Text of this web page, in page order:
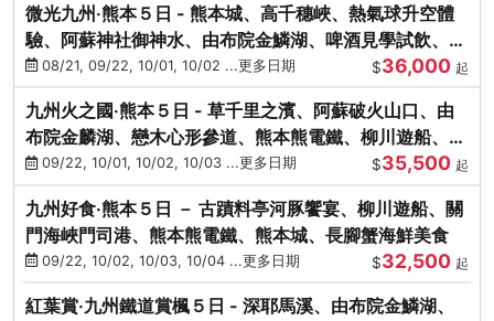
微光九州‧熊本５日 - 熊本城、高千穗峽、熱氣球升空體
驗、阿蘇神社御神水、由布院金鱗湖、啤酒見學試飲、豪
華海鮮盛宴
08/21, 09/22, 10/01, 10/02 ...更多日期 $36,000 起
九州火之國‧熊本５日 - 草千里之濱、阿蘇破火山口、由
布院金麟湖、戀木心形參道、熊本熊電鐵、柳川遊船、地
獄蒸DIY
09/22, 10/01, 10/02, 10/03 ...更多日期 $35,500 起
九州好食‧熊本５日 － 古蹟料亭河豚饗宴、柳川遊船、關
門海峽門司港、熊本熊電鐵、熊本城、長腳蟹海鮮美食
09/22, 10/02, 10/03, 10/04 ...更多日期 $32,500 起
紅葉賞‧九州鐵道賞楓５日 - 深耶馬溪、由布院金鱗湖、